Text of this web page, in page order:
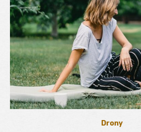
Drony